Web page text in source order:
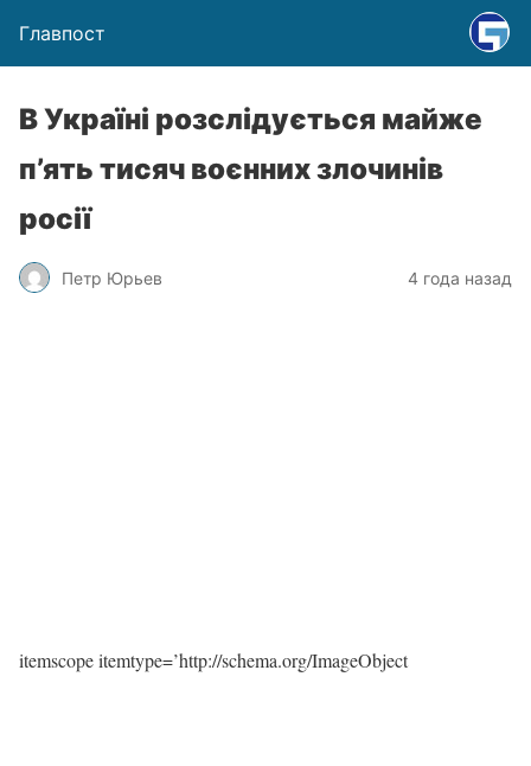
Главпост
В Україні розслідується майже
п’ять тисяч воєнних злочинів
росії
Петр Юрьев 4 года назад
itemscope itemtype=’http://schema.org/ImageObject